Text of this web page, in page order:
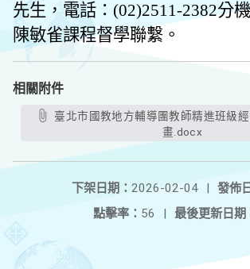
先生，電話： (02)2511-2382分機
陳敏雀課程督學聯繫。
相關附件
畫.docx
發佈
下架日期： 2026-02-04
|
最後更新日期
點擊率： 56 |